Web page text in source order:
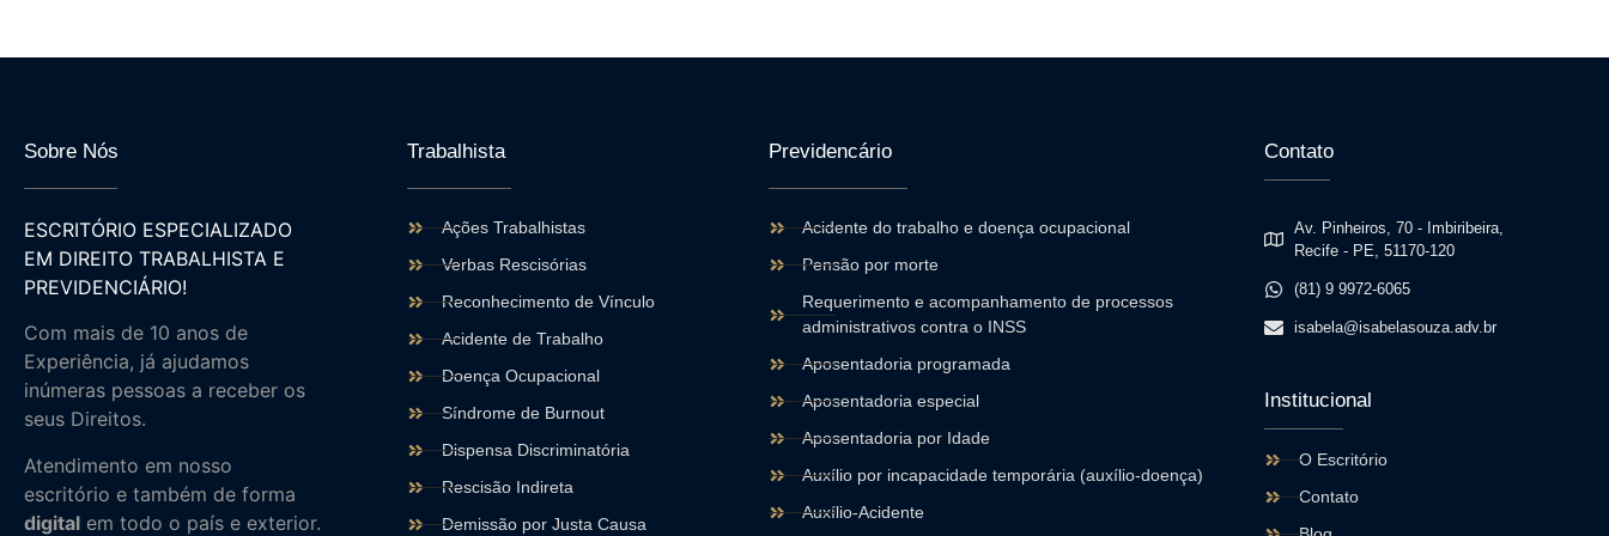
Sobre Nós
ESCRITÓRIO ESPECIALIZADO
EM DIREITO TRABALHISTA E
PREVIDENCIÁRIO!
Com mais de 10 anos de
Experiência, já ajudamos
inúmeras pessoas a receber os
seus Direitos.
Atendimento em nosso
escritório e também de forma
digital em todo o país e exterior.
Trabalhista
Ações Trabalhistas
Verbas Rescisórias
Reconhecimento de Vínculo
Acidente de Trabalho
Doença Ocupacional
Síndrome de Burnout
Dispensa Discriminatória
Rescisão Indireta
Demissão por Justa Causa
Previdencário
Acidente do trabalho e doença ocupacional
Pensão por morte
Requerimento e acompanhamento de processos
administrativos contra o INSS
Aposentadoria programada
Aposentadoria especial
Aposentadoria por Idade
Auxílio por incapacidade temporária (auxílio-doença)
Auxílio-Acidente
Contato
Av. Pinheiros, 70 - Imbiribeira,
Recife - PE, 51170-120
(81) 9 9972-6065
isabela@isabelasouza.adv.br
Institucional
O Escritório
Contato